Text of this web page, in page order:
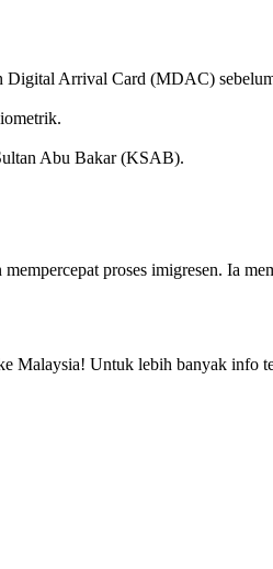
Digital Arrival Card (MDAC)
Abu Bakar (KSAB).
proses imigresen. Ia
Malaysia! Untuk lebih banyak info